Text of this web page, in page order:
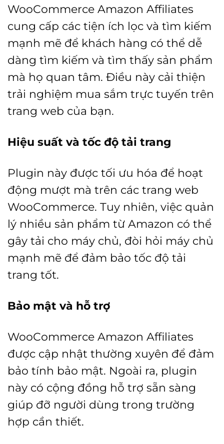
WooCommerce Amazon Affiliates
cung cấp các tiện ích lọc và tìm kiếm
mạnh mẽ để khách hàng có thể dễ
dàng tìm kiếm và tìm thấy sản phẩm
mà họ quan tâm. Điều này cải thiện
trải nghiệm mua sắm trực tuyến trên
trang web của bạn.
Hiệu suất và tốc độ tải trang
Plugin này được tối ưu hóa để hoạt
động mượt mà trên các trang web
WooCommerce. Tuy nhiên, việc quản
lý nhiều sản phẩm từ Amazon có thể
gây tải cho máy chủ, đòi hỏi máy chủ
mạnh mẽ để đảm bảo tốc độ tải
trang tốt.
Bảo mật và hỗ trợ
WooCommerce Amazon Affiliates
được cập nhật thường xuyên để đảm
bảo tính bảo mật. Ngoài ra, plugin
này có cộng đồng hỗ trợ sẵn sàng
giúp đỡ người dùng trong trường
hợp cần thiết.